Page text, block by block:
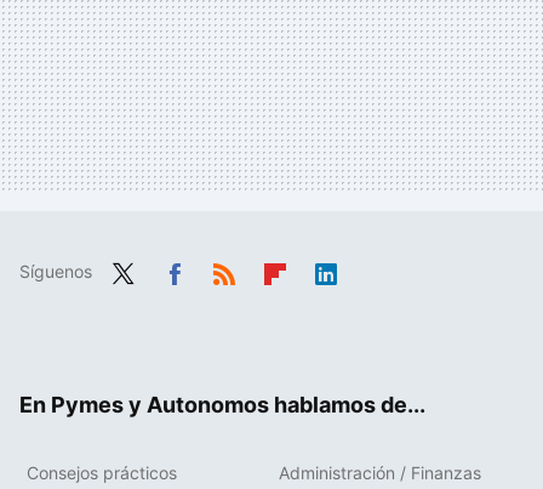
Síguenos
En Pymes y Autonomos hablamos de...
Consejos prácticos Administración / Finanzas